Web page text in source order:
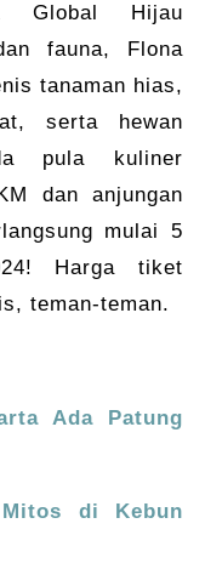
Global Hijau
fauna, Flona
tanaman hias,
serta hewan
pula kuliner
dan anjungan
mulai 5
Harga tiket
teman-teman.
Ada Patung
di Kebun